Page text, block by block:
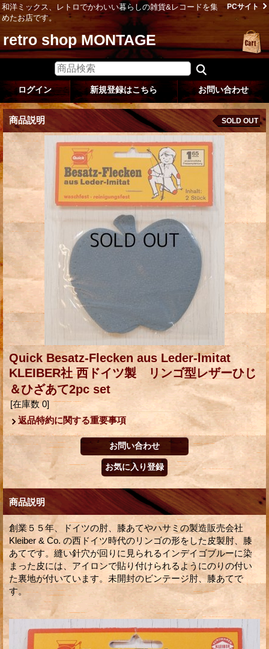
和洋ミックス、レトロでかわいい暮らしの雑貨&レコードを集
めたお店です。
PCサイト
retro shop MONTAGE
ログイン 新規登録はこちら お問い合わせ
商品説明 SOLD OUT
Quick Besatz-Flecken aus Leder-lmitat
KLEIBER社 西ドイツ製 リンゴ型レザーひじ
＆ひざあて2pc set
[在庫数 0]
返品特約に関する重要事項
商品説明
創業５５年、ドイツの肘、膝あてやハサミの製造販売会社
Kleiber & Co. の西ドイツ時代のリンゴの形をした皮製肘、膝
あてです。縫い針穴が回りに見られるインデイゴブルーに染
まった皮には、アイロンで貼り付けられるようにのりの付い
た裏地が付いています。未開封のビンテージ肘、膝あてで
す。